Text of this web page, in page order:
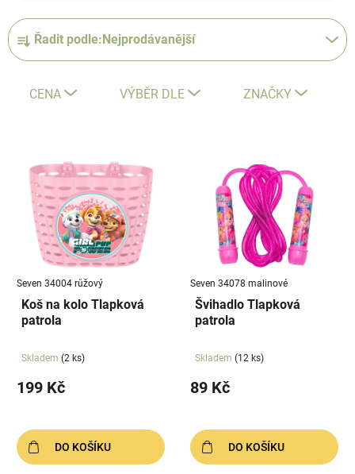
Ř
a
Řadit podle: Nejprodávanější
CENA VÝBĚR DLE ZNAČKY
Seven 34004 růžový
Koš na kolo Tlapková
patrola
Skladem (2 ks)
199 Kč
DO KOŠÍKU
Seven 34078 malinové
Švihadlo Tlapková
patrola
Skladem (12 ks)
89 Kč
DO KOŠÍKU